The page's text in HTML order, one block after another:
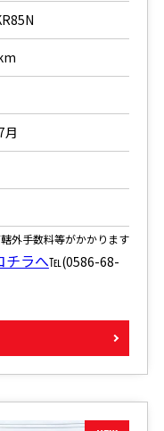
月
外手数料等がかかります
ラへ℡(0586-68-